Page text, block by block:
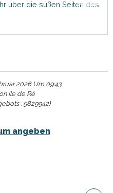
über die süßen Seiten des
2026 Um 09:43
Ile de Ré
:5829942)
angeben